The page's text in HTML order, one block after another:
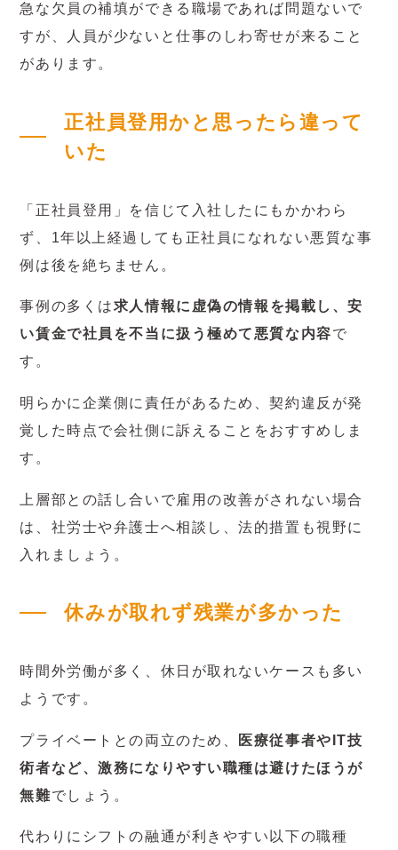
急な欠員の補填ができる職場であれば問題ないで
すが、人員が少ないと仕事のしわ寄せが来ること
があります。
正社員登用かと思ったら違って
いた
「正社員登用」を信じて入社したにもかかわら
ず、1年以上経過しても正社員になれない悪質な事
例は後を絶ちません。
事例の多くは求人情報に虚偽の情報を掲載し、安
い賃金で社員を不当に扱う極めて悪質な内容で
す。
明らかに企業側に責任があるため、契約違反が発
覚した時点で会社側に訴えることをおすすめしま
す。
上層部との話し合いで雇用の改善がされない場合
は、社労士や弁護士へ相談し、法的措置も視野に
入れましょう。
休みが取れず残業が多かった
時間外労働が多く、休日が取れないケースも多い
ようです。
プライベートとの両立のため、
医療従事者やIT技
術者など、激務になりやすい職種は避けたほうが
無難でしょう。
代わりにシフトの融通が利きやすい以下の職種